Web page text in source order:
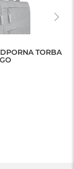
TORBA